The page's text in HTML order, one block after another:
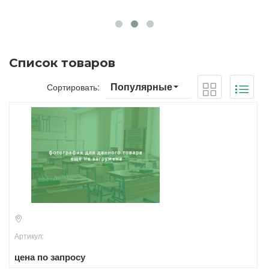
Список товаров
Сортировать: Популярные
Артикул:
цена по запросу